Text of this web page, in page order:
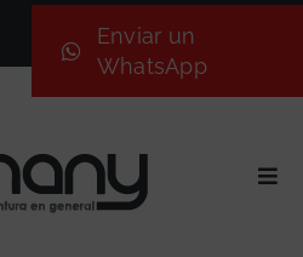
Enviar un
WhatsApp